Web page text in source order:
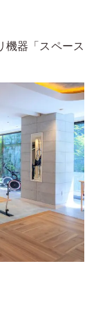
器「スペース